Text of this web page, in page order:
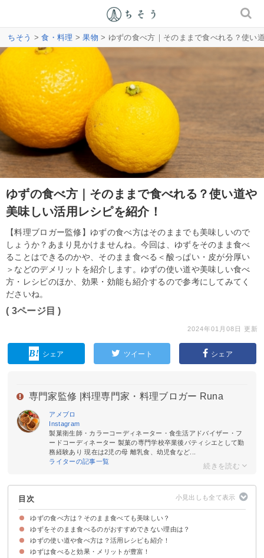
ちそう >食・料理 >果物 > ゆずの食べ方｜そのままで食べれる？使い
ゆずの食べ方｜そのままで食べれる？使い道や
美味しい活用レシピを紹介！
【料理ブロガー監修】ゆずの食べ方はそのままでも美味しいので
しょうか？あまり見かけませんね。今回は、ゆずをそのまま食べ
ることはできるのかや、そのまま食べる＜酸っぱい・皮が分厚い
＞などのデメリットを紹介します。ゆずの使い道や美味しい食べ
方・レシピのほか、効果・効能も紹介するので参考にしてみてく
ださいね。
( 3ページ目 )
2024年01月08日 更新
シェア ツイート シェア
専門家監修 | 料理専門家・料理ブロガー Runa
アメブロ
Instagram
製菓衛生師・カラーコーディネーター・食生活アドバイザー・フ
ードコーディネーター 製菓の専門学校卒業後パティシエとして勤
務経験あり 現在は2児の母 離乳食、幼児食など...
ライターの記事一覧
目次
ゆずの食べ方は？そのまま食べても美味しい？
ゆずをそのまま食べることは可能だがおすすめしない
ゆずをそのまま食べるのがおすすめできない理由は？
①酸っぱい
②皮が分厚いので剥きにくい
③種が多い
④食感が悪い
ゆずの使い道や食べ方は？活用レシピも紹介！
①ゆず茶
②ゆず大根
③ゆずジャム
④ゆず湯
⑤ゆず釜
ゆずは食べると効果・メリットが豊富！